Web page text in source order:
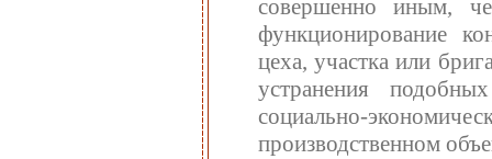
совершенно иным,
функционирование
цеха, участка или
устранения
социально-
производственном